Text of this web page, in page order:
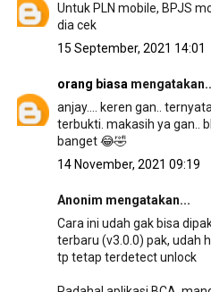
Untuk PLN mobile, BPJS
dia cek
15 September, 2021 14:01
orang biasa
anjay.... keren gan..
terbukti. makasih ya gan..
banget 😂🤣
14 November, 2021 09:19
Anonim mengatakan...
Cara ini udah gak bisa
terbaru (v3.0.0) pak, udah
tp tetap terdetect unlock